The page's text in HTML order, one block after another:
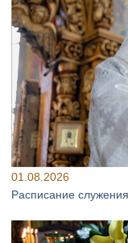
01.08.2026
Расписание